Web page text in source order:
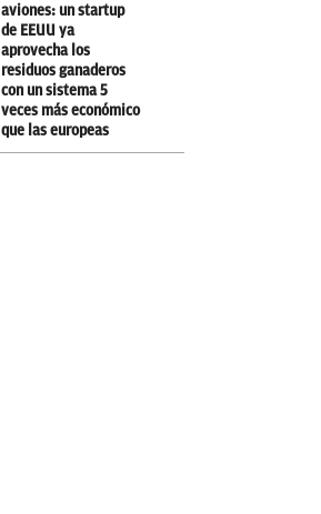
aviones: un startup
de EEUU ya
aprovecha los
residuos ganaderos
con un sistema 5
veces más económico
que las europeas